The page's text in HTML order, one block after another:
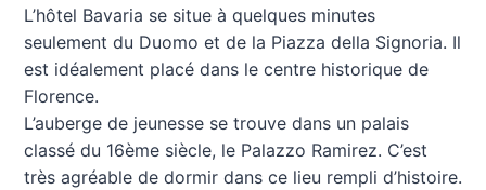
L’hôtel Bavaria se situe à quelques minutes
seulement du Duomo et de la Piazza della Signoria. Il
est idéalement placé dans le centre historique de
Florence.
L’auberge de jeunesse se trouve dans un palais
classé du 16ème siècle, le Palazzo Ramirez. C’est
très agréable de dormir dans ce lieu rempli d’histoire.